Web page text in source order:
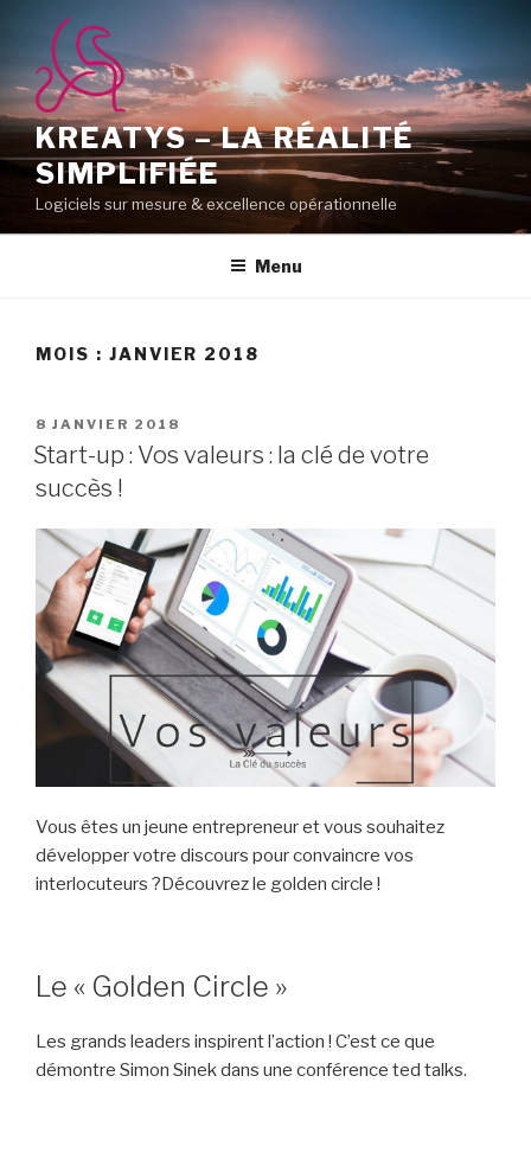
contenu
principal
KREATYS – LA RÉALITÉ
SIMPLIFIÉE
Logiciels sur mesure & excellence opérationnelle
Menu
MOIS : JANVIER 2018
PUBLIÉ
LE
8 JANVIER 2018
Start-up : Vos valeurs : la clé de votre
succès !
Vous êtes un jeune entrepreneur et vous souhaitez
développer votre discours pour convaincre vos
interlocuteurs ?Découvrez le golden circle !
Le « Golden Circle »
Les grands leaders inspirent l’action ! C’est ce que
démontre Simon Sinek dans une conférence ted talks.